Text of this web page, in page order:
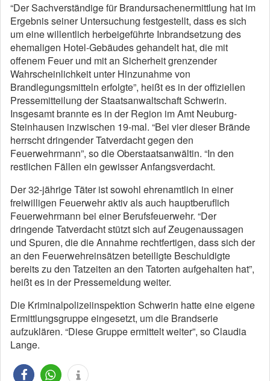
“Der Sachverständige für Brandursachenermittlung hat im
Ergebnis seiner Untersuchung festgestellt, dass es sich
um eine willentlich herbeigeführte Inbrandsetzung des
ehemaligen Hotel-Gebäudes gehandelt hat, die mit
offenem Feuer und mit an Sicherheit grenzender
Wahrscheinlichkeit unter Hinzunahme von
Brandlegungsmitteln erfolgte”, heißt es in der offiziellen
Pressemitteilung der Staatsanwaltschaft Schwerin.
Insgesamt brannte es in der Region im Amt Neuburg-
Steinhausen inzwischen 19-mal. “Bei vier dieser Brände
herrscht dringender Tatverdacht gegen den
Feuerwehrmann”, so die Oberstaatsanwältin. “In den
restlichen Fällen ein gewisser Anfangsverdacht.
Der 32-jährige Täter ist sowohl ehrenamtlich in einer
freiwilligen Feuerwehr aktiv als auch hauptberuflich
Feuerwehrmann bei einer Berufsfeuerwehr. “Der
dringende Tatverdacht stützt sich auf Zeugenaussagen
und Spuren, die die Annahme rechtfertigen, dass sich der
an den Feuerwehreinsätzen beteiligte Beschuldigte
bereits zu den Tatzeiten an den Tatorten aufgehalten hat”,
heißt es in der Pressemeldung weiter.
Die Kriminalpolizeiinspektion Schwerin hatte eine eigene
Ermittlungsgruppe eingesetzt, um die Brandserie
aufzuklären. “Diese Gruppe ermittelt weiter”, so Claudia
Lange.